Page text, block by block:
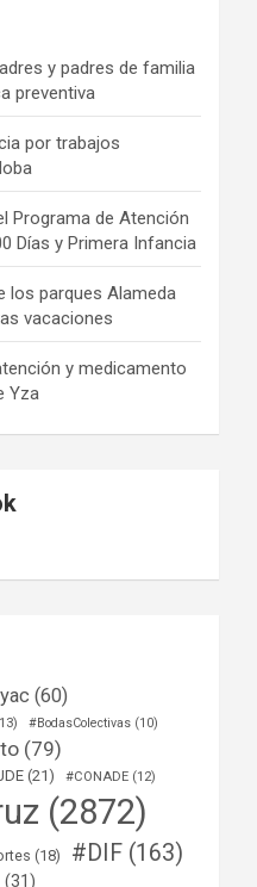
y padres de familia
preventiva
por trabajos
Programa de Atención
Días y Primera Infancia
los parques Alameda
vacaciones
y medicamento
Yza
(60)
#BodasColectivas (10)
(79)
(21) #CONADE (12)
(2872)
(18) #DIF (163)
(31)